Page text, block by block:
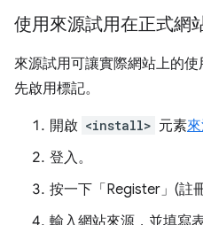
使用來源試用在正式網
來源試用可讓實際網站上的
先啟用標記。
開啟 <install> 元素
登入。
按一下「Register」(註